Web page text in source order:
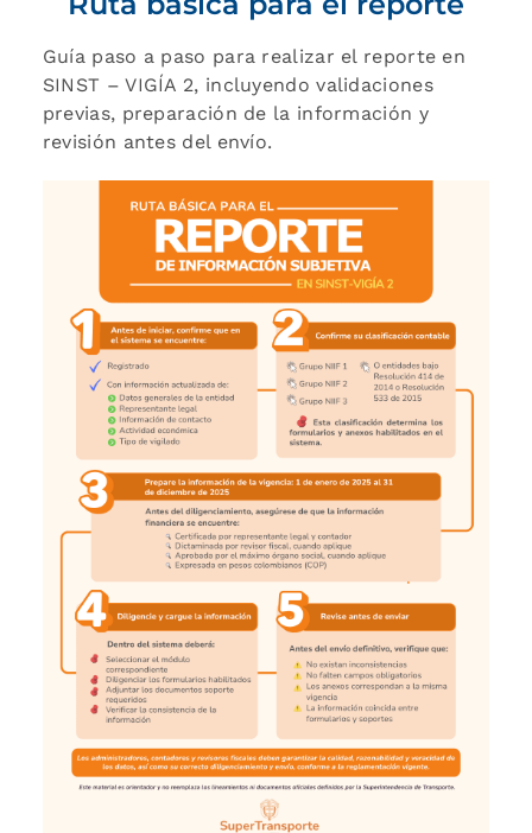
Guía paso a paso para realizar el reporte en
SINST – VIGÍA 2, incluyendo validaciones
previas, preparación de la información y
revisión antes del envío.